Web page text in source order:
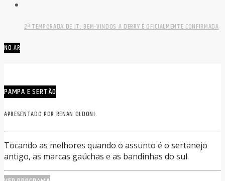
2ª TEMPORADA DE IT: BEM-VINDOS A DERRY É OFICIALMENTE CONFIRMADA
NO AR
PAMPA E SERTÃO
APRESENTADO POR RENAN OLDONI.
Tocando as melhores quando o assunto é o sertanejo
antigo, as marcas gaúchas e as bandinhas do sul.